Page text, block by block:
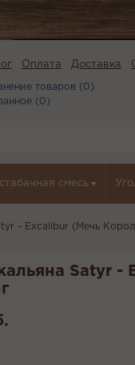
Оплата Доставка
товаров (0)
(0)
смесь
- Excalibur (Мечь
Satyr -